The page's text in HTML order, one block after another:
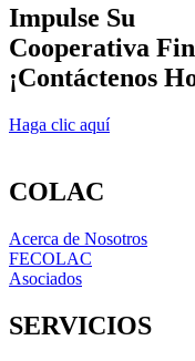
Impulse Su
Cooperativa
¡Contáctenos
Haga clic aquí
COLAC
Acerca de Nosotros
FECOLAC
Asociados
SERVICIOS